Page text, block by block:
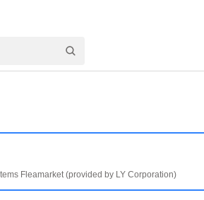
Fleamarket (provided by LY Corporation)